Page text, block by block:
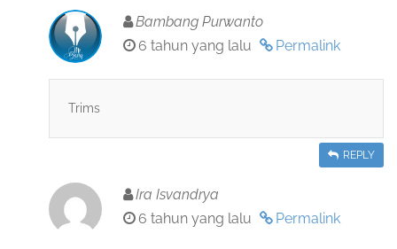
Bambang Purwanto
6 tahun yang lalu
Permalink
Trims
REPLY
Ira Isvandrya
6 tahun yang lalu
Permalink